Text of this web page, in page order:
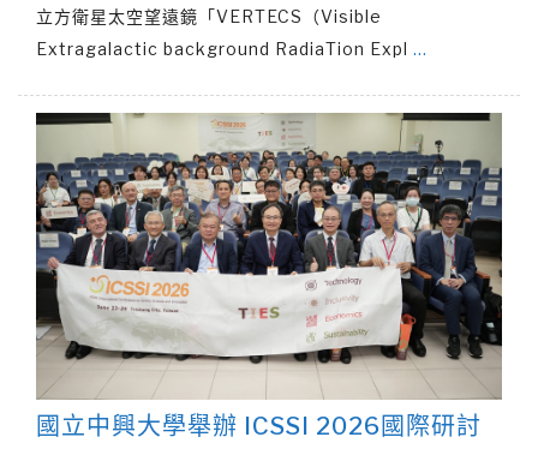
立方衛星太空望遠鏡「VERTECS（Visible
Extragalactic background RadiaTion Expl …
國立中興大學舉辦 ICSSI 2026國際研討